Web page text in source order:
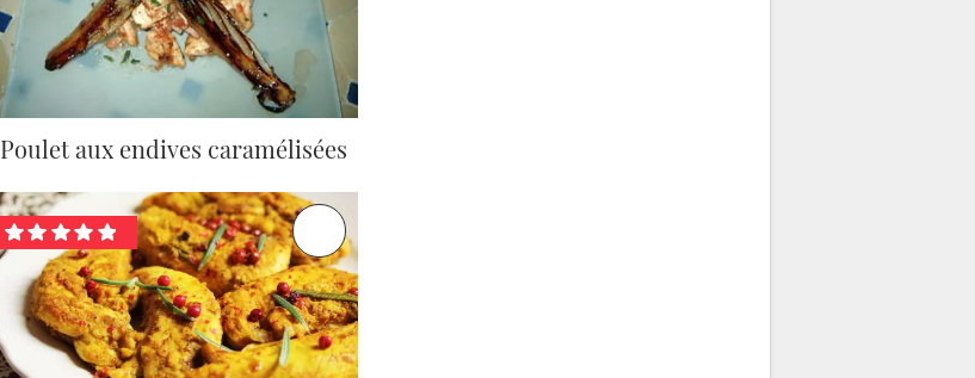
Poulet aux endives caramélisées